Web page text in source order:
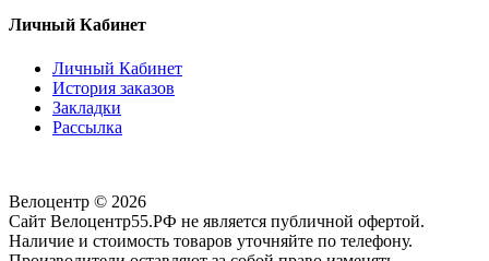
Личный Кабинет
Личный Кабинет
История заказов
Закладки
Рассылка
Велоцентр © 2026
Сайт Велоцентр55.РФ не является публичной офертой.
Наличие и стоимость товаров уточняйте по телефону.